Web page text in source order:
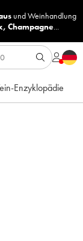
undWeinhandlung
, Champagne...
Enzyklopädie